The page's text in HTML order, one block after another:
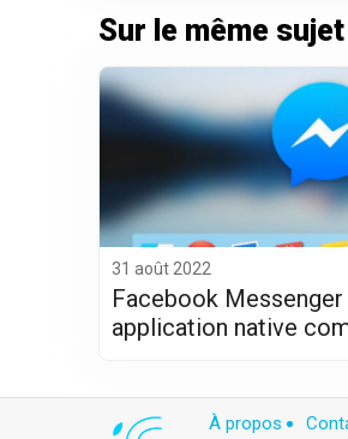
Sur le même sujet
31 août 2022
Facebook Messenger
application native
À propos